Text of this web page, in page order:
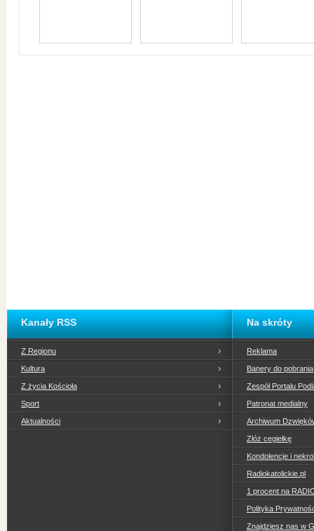
Kanały RSS
Z Regionu
Kultura
Z życia Kościoła
Sport
Aktualności
Na skróty
Reklama
Banery do pobrania
Zespół Portalu
Patronat medialny
Archiwum
Złóż cegiełkę
Kondolencje i
Radiokatolickie.pl
1 procent na
Polityka
Znajdziesz nas w